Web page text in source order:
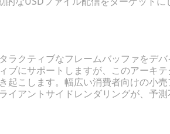
ラクティブなフレームバッファをデバ
ブにサポートしますが、このアーキ
起こします。幅広い消費者向けの小
イアントサイドレンダリングが、予